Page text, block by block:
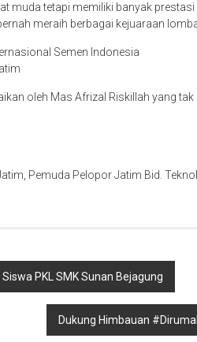
muda tetapi memiliki banyak prestasi
meraih berbagai kejuaraan
Semen Indonesia
oleh Mas Afrizal Riskillah yang tak
Pemuda Pelopor Jatim Bid.
PKL SMK Sunan Bejagung
Dukung Himbauan